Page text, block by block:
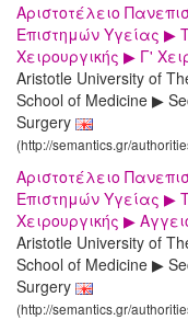
Αριστοτέλειο
Επιστημών Υγείας ▶
Χειρουργικής ▶ Γ'
Aristotle University of
School of Medicine ▶
Surgery
(http://semantics.gr/
Αριστοτέλειο
Επιστημών Υγείας ▶
Χειρουργικής ▶
Aristotle University of
School of Medicine ▶
Surgery
(http://semantics.gr/